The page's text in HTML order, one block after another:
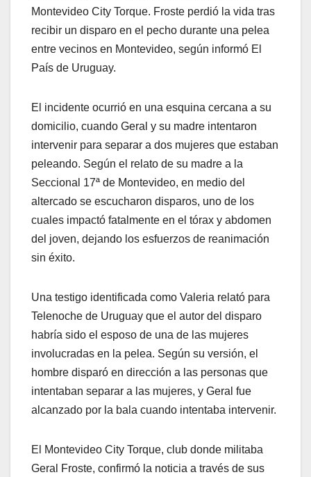
Montevideo City Torque. Froste perdió la vida tras
recibir un disparo en el pecho durante una pelea
entre vecinos en Montevideo, según informó El
País de Uruguay.
El incidente ocurrió en una esquina cercana a su
domicilio, cuando Geral y su madre intentaron
intervenir para separar a dos mujeres que estaban
peleando. Según el relato de su madre a la
Seccional 17ª de Montevideo, en medio del
altercado se escucharon disparos, uno de los
cuales impactó fatalmente en el tórax y abdomen
del joven, dejando los esfuerzos de reanimación
sin éxito.
Una testigo identificada como Valeria relató para
Telenoche de Uruguay que el autor del disparo
habría sido el esposo de una de las mujeres
involucradas en la pelea. Según su versión, el
hombre disparó en dirección a las personas que
intentaban separar a las mujeres, y Geral fue
alcanzado por la bala cuando intentaba intervenir.
El Montevideo City Torque, club donde militaba
Geral Froste, confirmó la noticia a través de sus